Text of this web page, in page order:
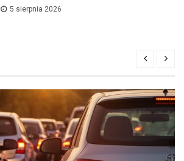
5 sierpnia 2026